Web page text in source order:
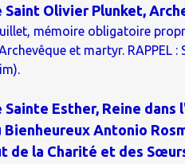
Saint Olivier Plunket,
mémoire obligatoire
et martyr.
Sainte Esther, Reine dans
Bienheureux Antonio
de la Charité et des